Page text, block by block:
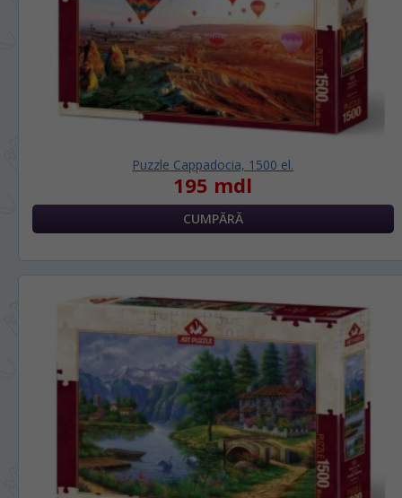
Puzzle Cappadocia, 1500 el.
195 mdl